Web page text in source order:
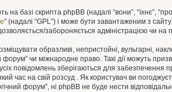
базі скрипта phpBB (надалі “вони”, “їхнє”,
” (надалі “GPL”) і може бути завантаженим з сайту
забороняється адміністрацією чи на
образливі, непристойні, вульгарні,
форум” чи міжнародне право. Такі дії можуть
повідомлень зберігаються для
час на свій розсуд . Як користувач ви
форум”, ні phpBB не буде нести